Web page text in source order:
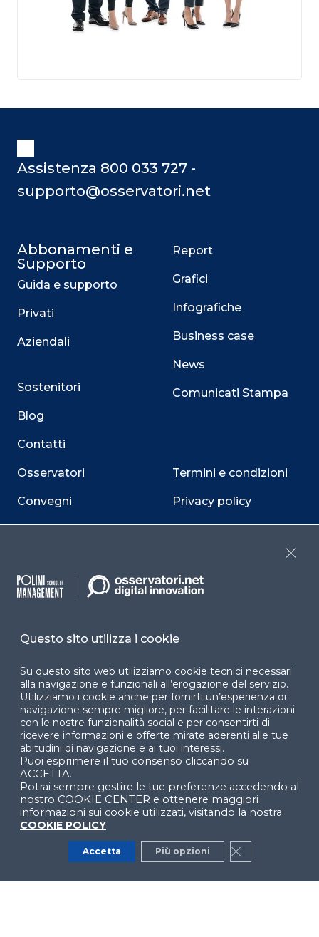
Assistenza 800 033 727 -
supporto@osservatori.net
Abbonamenti e
Supporto
Guida e supporto
Privati
Aziendali
Sostenitori
Blog
Contatti
Osservatori
Convegni
Webinar
Report
Grafici
Infografiche
Business case
News
Comunicati Stampa
Termini e condizioni
Privacy policy
Cookie policy
Dichiarazione di
Cookie Center
Facebook LinkedIn
YouTube X
di Ingegneria Gestionale
Questo sito utilizza i cookie
Su questo sito web utilizziamo cookie tecnici necessari
alla navigazione e funzionali all’erogazione del servizio.
Utilizziamo i cookie anche per fornirti un’esperienza di
navigazione sempre migliore, per facilitare le interazioni
con le nostre funzionalità social e per consentirti di
ricevere informazioni e offerte mirate aderenti alle tue
abitudini di navigazione e ai tuoi interessi.
Puoi esprimere il tuo consenso cliccando su
ACCETTA.
Potrai sempre gestire le tue preferenze accedendo al
nostro COOKIE CENTER e ottenere maggiori
informazioni sui cookie utilizzati, visitando la nostra
COOKIE POLICY
Accetta Più opzioni Close GDPR